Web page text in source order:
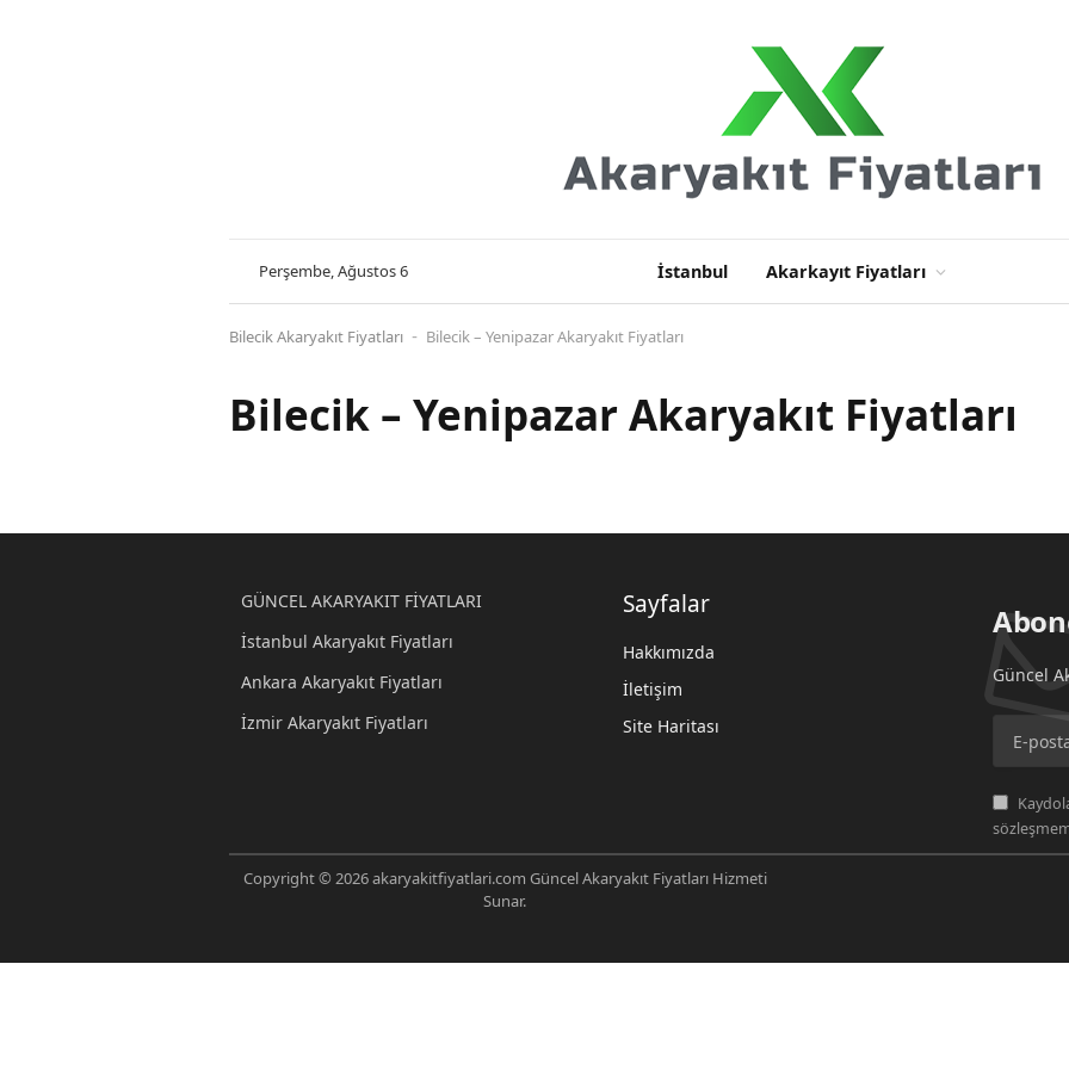
Perşembe, Ağustos 6 İstanbul Akarkayıt Fiyatları
Bilecik Akaryakıt Fiyatları - Bilecik – Yenipazar Akaryakıt Fiyatları
Bilecik – Yenipazar Akaryakıt Fiyatları
GÜNCEL AKARYAKIT FİYATLARI
İstanbul Akaryakıt Fiyatları
Ankara Akaryakıt Fiyatları
İzmir Akaryakıt Fiyatları
Sayfalar
Hakkımızda
İletişim
Site Haritası
Güncel
Copyright © 2026 akaryakitfiyatlari.com Güncel Akaryakıt Fiyatları Hizmeti
Sunar.